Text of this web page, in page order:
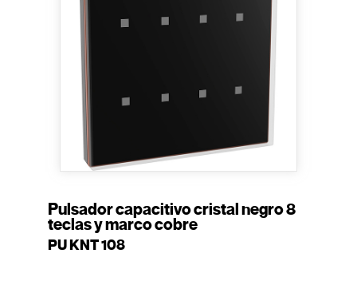
Pulsador capacitivo cristal negro 8
teclas y marco cobre
PU KNT 108